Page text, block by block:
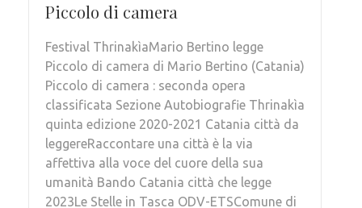
Piccolo di camera
Festival ThrinakìaMario Bertino legge
Piccolo di camera di Mario Bertino (Catania)
Piccolo di camera : seconda opera
classificata Sezione Autobiografie Thrinakìa
quinta edizione 2020-2021 Catania città da
leggereRaccontare una città è la via
affettiva alla voce del cuore della sua
umanità Bando Catania città che legge
2023Le Stelle in Tasca ODV-ETSComune di